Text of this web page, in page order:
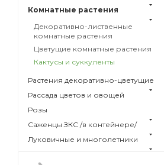
Комнатные растения
Декоративно-лиственные
комнатные растения
Цветущие комнатные растения
Кактусы и суккуленты
Растения декоративно-цветущие
Рассада цветов и овощей
Розы
Саженцы ЗКС /в контейнере/
Луковичные и многолетники